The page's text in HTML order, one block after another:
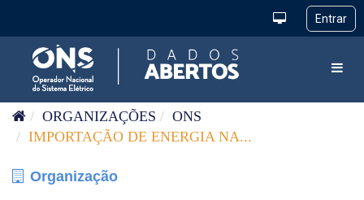
ORGANIZAÇÕES
ONS
IMPORTAÇÃO DE ENERGIA NA...
Organização